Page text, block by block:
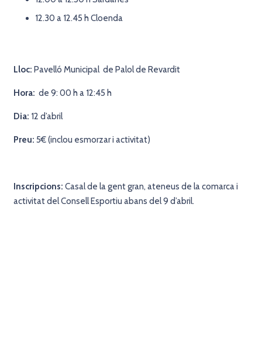
12.30 a 12.45 h Cloenda
Lloc: Pavelló Municipal de Palol de Revardit
Hora: de 9: 00 h a 12:45 h
Dia: 12 d’abril
Preu: 5€ (inclou esmorzar i activitat)
Inscripcions: Casal de la gent gran, ateneus de la comarca i
activitat del Consell Esportiu abans del 9 d’abril.